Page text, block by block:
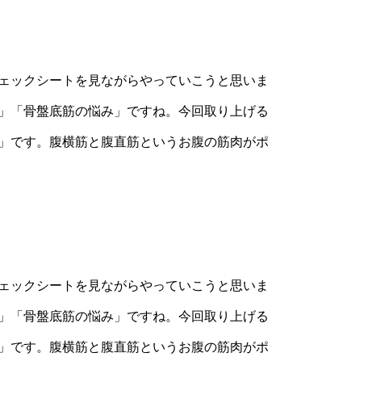
ックシートを見ながらやっていこうと思いま
「骨盤底筋の悩み」ですね。今回取り上げる
です。腹横筋と腹直筋というお腹の筋肉がポ
ックシートを見ながらやっていこうと思いま
「骨盤底筋の悩み」ですね。今回取り上げる
です。腹横筋と腹直筋というお腹の筋肉がポ